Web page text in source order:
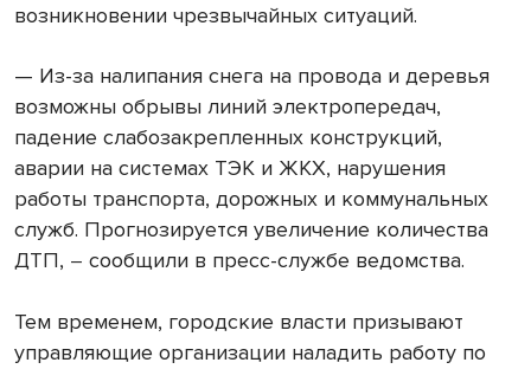
возникновении чрезвычайных ситуаций.
— Из-за налипания снега на провода и деревья
возможны обрывы линий электропередач,
падение слабозакрепленных конструкций,
аварии на системах ТЭК и ЖКХ, нарушения
работы транспорта, дорожных и коммунальных
служб. Прогнозируется увеличение количества
ДТП, – сообщили в пресс-службе ведомства.
Тем временем, городские власти призывают
управляющие организации наладить работу по